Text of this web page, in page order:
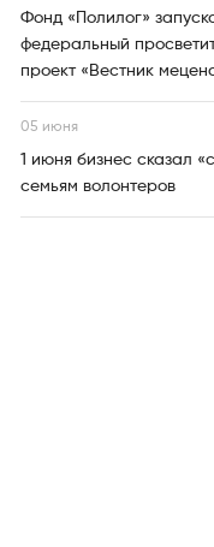
Фонд «Полилог»
федеральный
проект «Вестник
05 июня
1 июня бизнес сказал
семьям волонтеров